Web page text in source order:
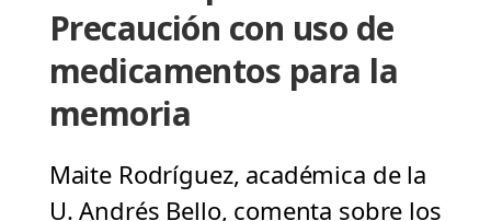
Precaución con uso de
medicamentos para la
memoria
Maite Rodríguez, académica de la
U. Andrés Bello, comenta sobre los